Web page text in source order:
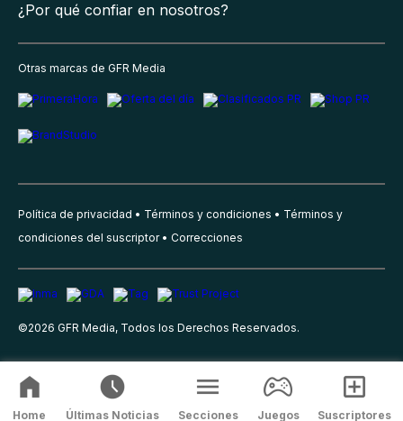
¿Por qué confiar en nosotros?
Otras marcas de GFR Media
Política de privacidad Términos y condiciones
Términos y
condiciones del suscriptor
Correcciones
©2026 GFR Media, Todos los Derechos Reservados.
Home Últimas Noticias Secciones Juegos Suscriptores